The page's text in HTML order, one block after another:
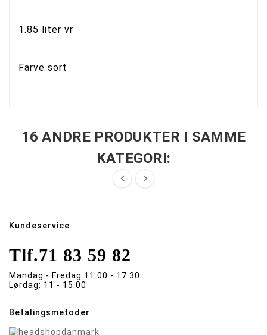
1.85 liter vr
Farve sort
16 ANDRE PRODUKTER I SAMME
KATEGORI:
 
Kundeservice
Tlf.71 83 59 82
Mandag - Fredag:11.00 - 17.30
Lørdag: 11 - 15.00
Betalingsmetoder